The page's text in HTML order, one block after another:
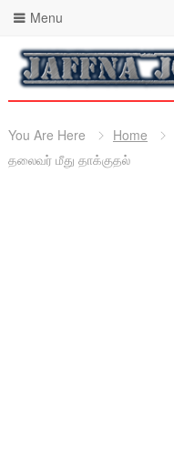
Menu
You Are Here Home
தலைவர் மீது தாக்குதல்